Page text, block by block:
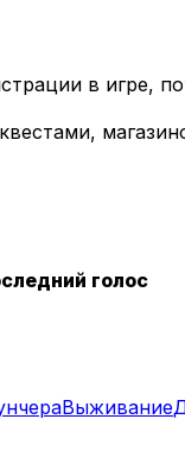
в игре,
голос
Выживание